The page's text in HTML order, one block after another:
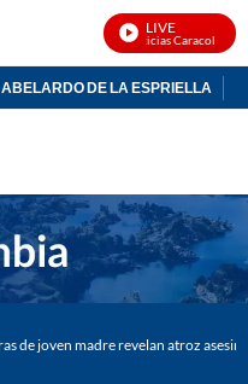
LIVE
Noticias Caracol En
ABELARDO DE LA ESPRIELLA
de joven madre revelan atroz